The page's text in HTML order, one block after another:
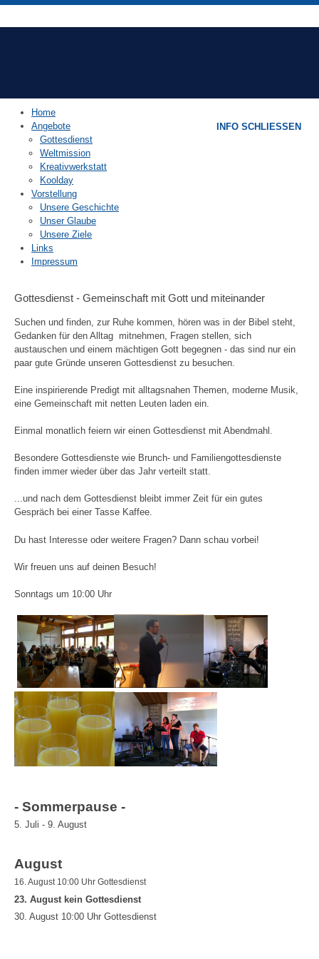
Home
Angebote
Gottesdienst
Weltmission
Kreativwerkstatt
Koolday
Vorstellung
Unsere Geschichte
Unser Glaube
Unsere Ziele
Links
Impressum
Gottesdienst - Gemeinschaft mit Gott und miteinander
Suchen und finden, zur Ruhe kommen, hören was in der Bibel steht,
Gedanken für den Alltag mitnehmen, Fragen stellen, sich
austauschen und einem mächtigen Gott begegnen - das sind nur ein
paar gute Gründe unseren Gottesdienst zu besuchen.
Eine inspirierende Predigt mit alltagsnahen Themen, moderne Musik,
eine Gemeinschaft mit netten Leuten laden ein.
Einmal monatlich feiern wir einen Gottesdienst mit Abendmahl.
Besondere Gottesdienste wie Brunch- und Familiengottesdienste
finden immer wieder über das Jahr verteilt statt.
...und nach dem Gottesdienst bleibt immer Zeit für ein gutes
Gespräch bei einer Tasse Kaffee.
Du hast Interesse oder weitere Fragen? Dann schau vorbei!
Wir freuen uns auf deinen Besuch!
Sonntags um 10:00 Uhr
- Sommerpause -
5. Juli - 9. August
August
16. August 10:00 Uhr Gottesdienst
23. August kein Gottesdienst
30. August 10:00 Uhr Gottesdienst
INFO SCHLIESSEN